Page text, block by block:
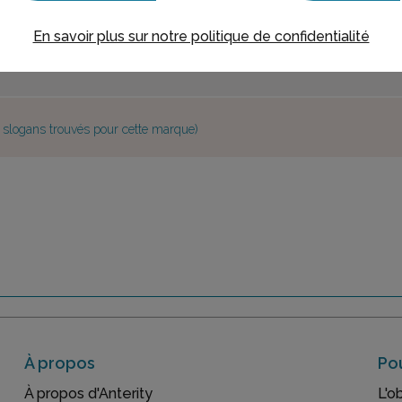
trouvés pour cette marque)
À propos
À propos d'Anterity
En savoir plus sur notre politique de confidentialité